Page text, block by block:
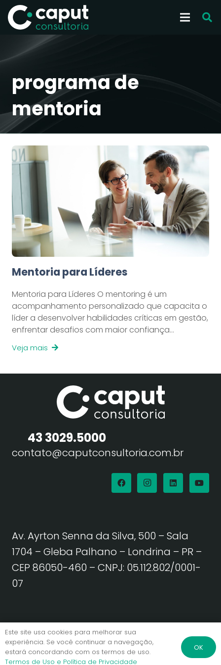
programa de
mentoria
Mentoria para Líderes
Mentoria para Líderes O mentoring é um
acompanhamento personalizado que capacita o
líder a desenvolver habilidades críticas em gestão,
enfrentar desafios com maior confiança…
Veja mais
43 3029.5000
contato@caputconsultoria.com.br
Av. Ayrton Senna da Silva, 500 – Sala
1704 – Gleba Palhano – Londrina – PR –
CEP 86050-460 – CNPJ: 05.112.802/0001-
07
Política de Privacidade | Termos de Uso
© Caput Consultoria. Todos os direitos reservados.
Este site usa cookies para melhorar sua
experiência. Se você continuar a navegação,
estará concordando com os termos de uso.
Termos de Uso e Política de Privacidade
OK